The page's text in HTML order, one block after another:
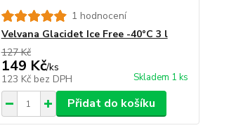
1 hodnocení
Velvana Glacidet Ice Free -40°C 3 l
127 Kč
149 Kč/ks
123 Kč bez DPH Skladem 1 ks
Přidat do košíku